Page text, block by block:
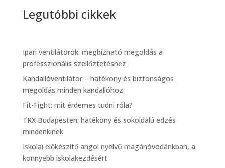
Legutóbbi cikkek
Ipari ventilátorok: megbízható megoldás a
professzionális szellőztetéshez
Kandallóventilátor – hatékony és biztonságos
megoldás minden kandallóhoz
Fit-Fight: mit érdemes tudni róla?
TRX Budapesten: hatékony és sokoldalú edzés
mindenkinek
Iskolai előkészítő angol nyelvű magánóvodánkban, a
könnyebb iskolakezdésért